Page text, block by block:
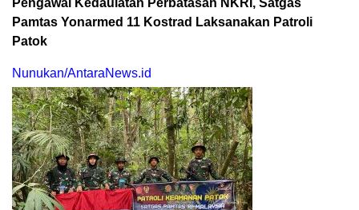
Pengawal Kedaulatan Perbatasan NKRI, Satgas
Pamtas Yonarmed 11 Kostrad Laksanakan Patroli
Patok
Nunukan/AntaraNews.id